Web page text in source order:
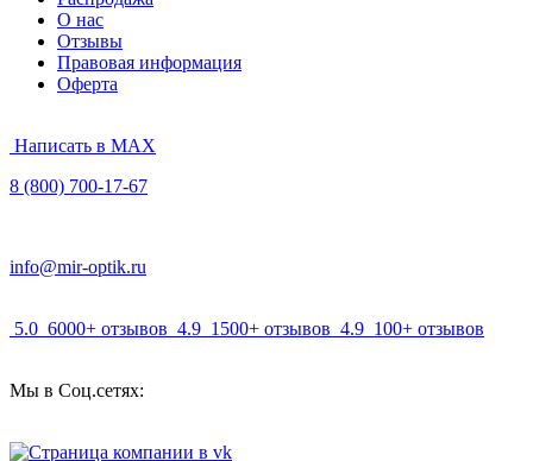
О нас
Отзывы
Правовая информация
Оферта
Написать в MAX
8 (800) 700-17-67
info@mir-optik.ru
5.0 6000+ отзывов 4.9 1500+ отзывов 4.9 100+ отзывов
Мы в Соц.сетях: